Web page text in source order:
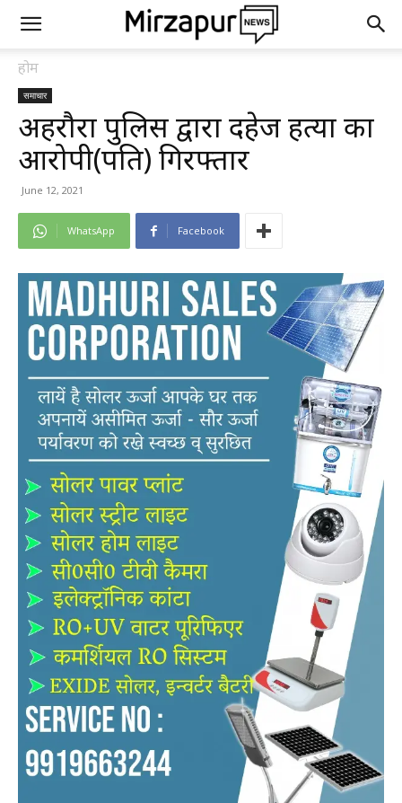
होम
समाचार
अहरौरा पुलिस द्वारा दहेज हत्या का
आरोपी(पति) गिरफ्तार
June 12, 2021
WhatsApp Facebook